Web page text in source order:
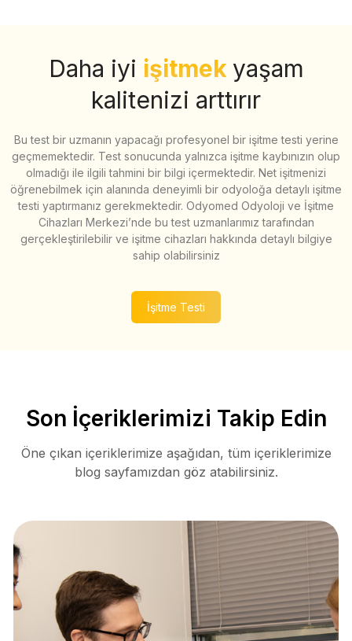
Daha iyi işitmek yaşam
kalitenizi arttırır
Bu test bir uzmanın yapacağı profesyonel bir işitme testi yerine
geçmemektedir. Test sonucunda yalnızca işitme kaybınızın olup
olmadığı ile ilgili tahmini bir bilgi içermektedir. Net işitmenizi
öğrenebilmek için alanında deneyimli bir odyoloğa detaylı işitme
testi yaptırmanız gerekmektedir. Odyomed Odyoloji ve İşitme
Cihazları Merkezi’nde bu test uzmanlarımız tarafından
gerçekleştirilebilir ve işitme cihazları hakkında detaylı bilgiye
sahip olabilirsiniz
İşitme Testi
Son İçeriklerimizi Takip Edin
Öne çıkan içeriklerimize aşağıdan, tüm içeriklerimize
blog sayfamızdan göz atabilirsiniz.